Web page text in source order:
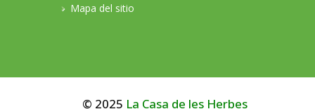
Mapa del sitio
© 2025 La Casa de les Herbes